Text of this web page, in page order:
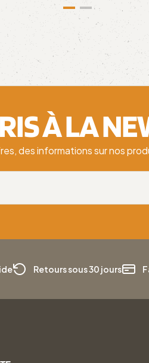
À LA
des informations sur nos
Retours sous 30 jours